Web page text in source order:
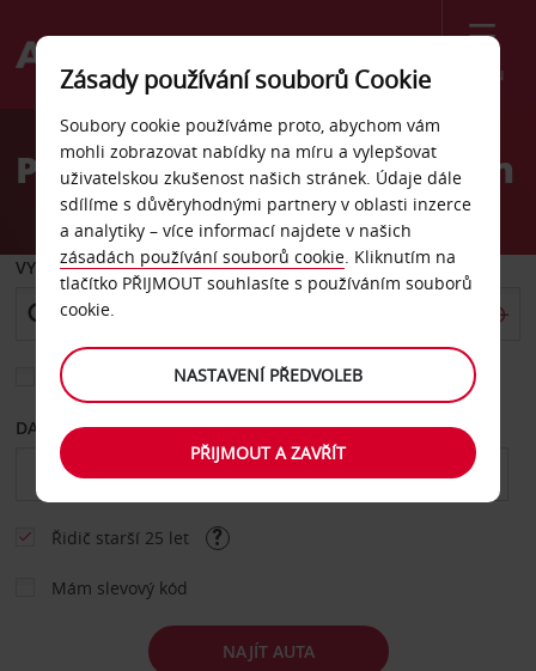
Menu
Welcome
AvisPronájem auta Farmington
VYZVEDNOUT Z
Vyberte si jiné místo vrácení
DATUM OD DATUM DO
Řidič starší 25 let
Mám slevový kód
NAJÍT AUTA
Zásady používání souborů Cookie
Soubory cookie používáme proto, abychom vám
mohli zobrazovat nabídky na míru a vylepšovat
uživatelskou zkušenost našich stránek. Údaje dále
sdílíme s důvěryhodnými partnery v oblasti inzerce
a analytiky – více informací najdete v našich
zásadách používání souborů cookie. Kliknutím na
tlačítko PŘIJMOUT souhlasíte s používáním souborů
cookie.
NASTAVENÍ PŘEDVOLEB
PŘIJMOUT A ZAVŘÍT